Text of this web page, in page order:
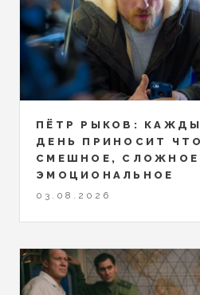
ПЁТР РЫКОВ:
ДЕНЬ ПРИНОСИТ
СМЕШНОЕ, СЛОЖНОЕ
ЭМОЦИОНАЛЬНОЕ
03.08.2026